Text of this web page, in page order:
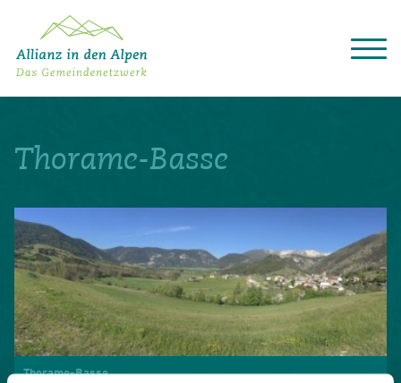
Projekte
Aktuelles
DeutschItaliano FrançaisSlovenščinaEnglish
Thorame-Basse
Thorame-Basse